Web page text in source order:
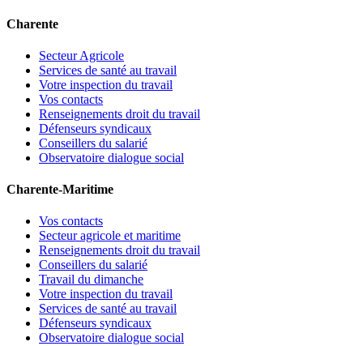
Charente
Secteur Agricole
Services de santé au travail
Votre inspection du travail
Vos contacts
Renseignements droit du travail
Défenseurs syndicaux
Conseillers du salarié
Observatoire dialogue social
Charente-Maritime
Vos contacts
Secteur agricole et maritime
Renseignements droit du travail
Conseillers du salarié
Travail du dimanche
Votre inspection du travail
Services de santé au travail
Défenseurs syndicaux
Observatoire dialogue social